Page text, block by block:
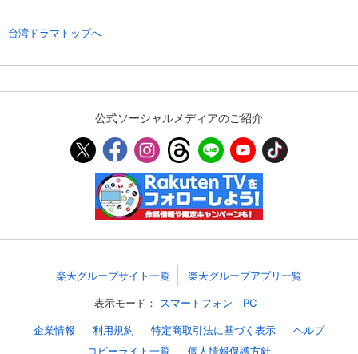
現在獲得済みのお得なクーポンを確認でき
レンタル、購入、定額見放題の購入履歴の
確認が可能です。こちらから視聴いただく
と便利です。
お気に入りに登録した作品を確認できま
す。お気に入りに追加した作品の削除も可
閲覧履歴
サイト内の閲覧履歴を確認できます。履歴
の削除も可能です。
視聴年齢制限
能です。5段階の年齢区分から選択できま
台湾ドラマトップへ
公式ソーシャルメディアのご紹介
楽天グループサイト一覧 楽天グループアプリ一覧
表示モード： スマートフォン PC
企業情報 利用規約 特定商取引法に基づく表示
ヘルプ
コピーライト一覧
個人情報保護方針